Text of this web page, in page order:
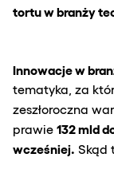
tortu w branży
Innowacje w
tematyka, za
zeszłoroczna
prawie 132 mld
wcześniej. Skąd